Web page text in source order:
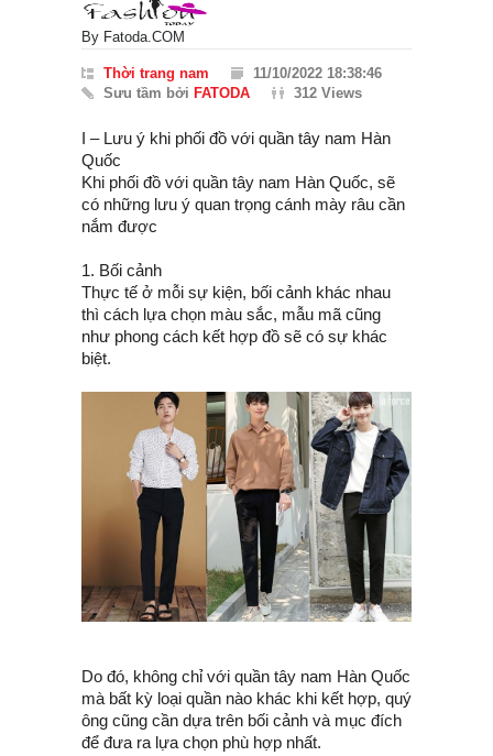
By Fatoda.COM
Thời trang nam
11/10/2022 18:38:46
Sưu tầm bởi FATODA 312 Views
I – Lưu ý khi phối đồ với quần tây nam Hàn
Quốc
Khi phối đồ với quần tây nam Hàn Quốc, sẽ
có những lưu ý quan trọng cánh mày râu cần
nắm được
1. Bối cảnh
Thực tế ở mỗi sự kiện, bối cảnh khác nhau
thì cách lựa chọn màu sắc, mẫu mã cũng
như phong cách kết hợp đồ sẽ có sự khác
biệt.
Do đó, không chỉ với quần tây nam Hàn Quốc
mà bất kỳ loại quần nào khác khi kết hợp, quý
ông cũng cần dựa trên bối cảnh và mục đích
để đưa ra lựa chọn phù hợp nhất.